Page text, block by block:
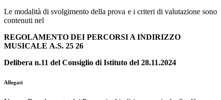
Le modalità di svolgimento della prova e i criteri di valutazione sono
contenuti nel
REGOLAMENTO DEI PERCORSI A INDIRIZZO
MUSICALE A.S. 25 26
Delibera n.11 del Consiglio di Istituto del 28.11.2024
Allegati